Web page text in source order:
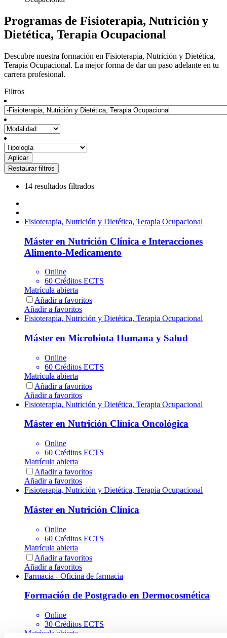
Programas de Fisioterapia, Nutrición y
Dietética, Terapia Ocupacional
Descubre nuestra formación en Fisioterapia, Nutrición y Dietética,
Terapia Ocupacional. La mejor forma de dar un paso adelante en tu
carrera profesional.
Filtros
14 resultados filtrados
Fisioterapia, Nutrición y Dietética, Terapia Ocupacional
Máster en Nutrición Clínica e Interacciones
Alimento-Medicamento
Online
60 Créditos ECTS
Matrícula abierta
Añadir a favoritos
Añadir a favoritos
Fisioterapia, Nutrición y Dietética, Terapia Ocupacional
Máster en Microbiota Humana y Salud
Online
60 Créditos ECTS
Matrícula abierta
Añadir a favoritos
Añadir a favoritos
Fisioterapia, Nutrición y Dietética, Terapia Ocupacional
Máster en Nutrición Clínica Oncológica
Online
60 Créditos ECTS
Matrícula abierta
Añadir a favoritos
Añadir a favoritos
Fisioterapia, Nutrición y Dietética, Terapia Ocupacional
Máster en Nutrición Clínica
Online
60 Créditos ECTS
Matrícula abierta
Añadir a favoritos
Añadir a favoritos
Farmacia - Oficina de farmacia
Formación de Postgrado en Dermocosmética
Online
30 Créditos ECTS
Matrícula abierta